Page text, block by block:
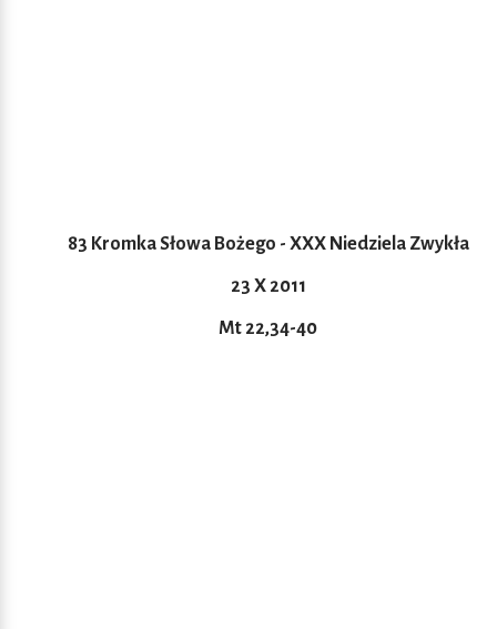
83 Kromka Słowa Bożego - XXX Niedziela Zwykła
23 X 2011
Mt 22,34-40